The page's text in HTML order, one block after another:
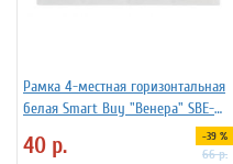
Рамка 4-местная горизонтальная
белая Smart Buy "Венера" SBE-
40 р. -39 %
66 р.